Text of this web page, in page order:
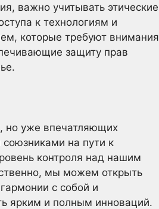
важно учитывать этические
к технологиям и
которые требуют внимания
защиту прав
но уже впечатляющих
на пути к
контроля над нашим
мы можем открыть
с собой и
ярким и полным инноваций.